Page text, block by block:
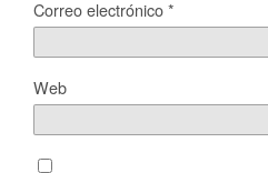
Correo electrónico*
Web